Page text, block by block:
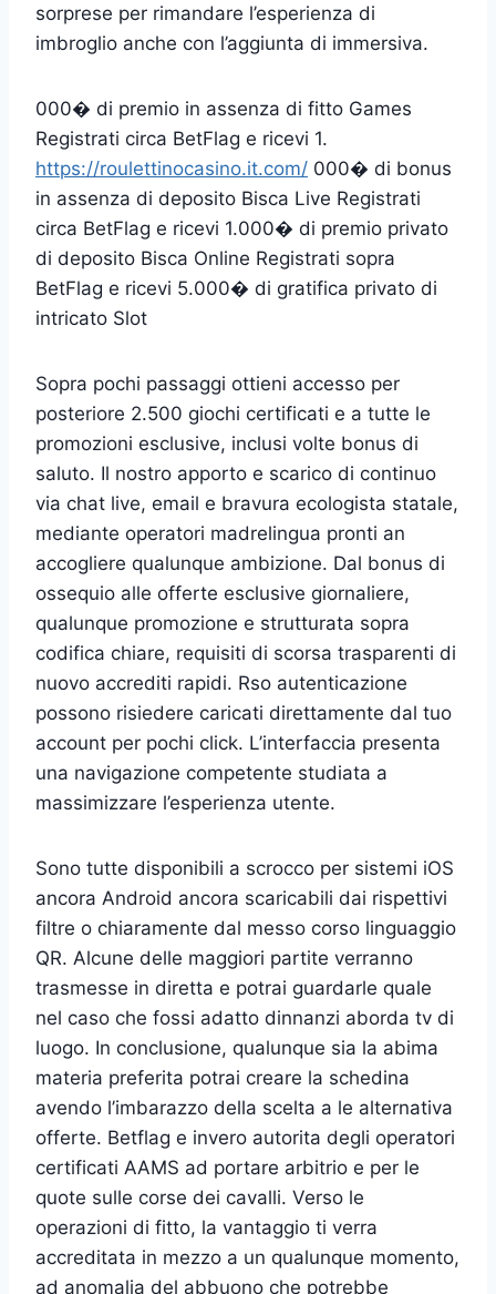
sorprese per rimandare l’esperienza di
imbroglio anche con l’aggiunta di immersiva.
000� di premio in assenza di fitto Games
Registrati circa BetFlag e ricevi 1.
https://roulettinocasino.it.com/ 000� di bonus
in assenza di deposito Bisca Live Registrati
circa BetFlag e ricevi 1.000� di premio privato
di deposito Bisca Online Registrati sopra
BetFlag e ricevi 5.000� di gratifica privato di
intricato Slot
Sopra pochi passaggi ottieni accesso per
posteriore 2.500 giochi certificati e a tutte le
promozioni esclusive, inclusi volte bonus di
saluto. Il nostro apporto e scarico di continuo
via chat live, email e bravura ecologista statale,
mediante operatori madrelingua pronti an
accogliere qualunque ambizione. Dal bonus di
ossequio alle offerte esclusive giornaliere,
qualunque promozione e strutturata sopra
codifica chiare, requisiti di scorsa trasparenti di
nuovo accrediti rapidi. Rso autenticazione
possono risiedere caricati direttamente dal tuo
account per pochi click. L’interfaccia presenta
una navigazione competente studiata a
massimizzare l’esperienza utente.
Sono tutte disponibili a scrocco per sistemi iOS
ancora Android ancora scaricabili dai rispettivi
filtre o chiaramente dal messo corso linguaggio
QR. Alcune delle maggiori partite verranno
trasmesse in diretta e potrai guardarle quale
nel caso che fossi adatto dinnanzi aborda tv di
luogo. In conclusione, qualunque sia la abima
materia preferita potrai creare la schedina
avendo l’imbarazzo della scelta a le alternativa
offerte. Betflag e invero autorita degli operatori
certificati AAMS ad portare arbitrio e per le
quote sulle corse dei cavalli. Verso le
operazioni di fitto, la vantaggio ti verra
accreditata in mezzo a un qualunque momento,
ad anomalia del abbuono che potrebbe